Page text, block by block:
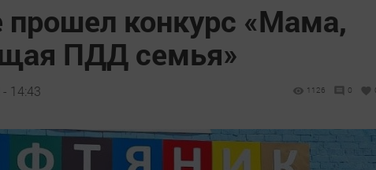
прошел конкурс «Мама,
ПДД семья»
14:43 1126 0